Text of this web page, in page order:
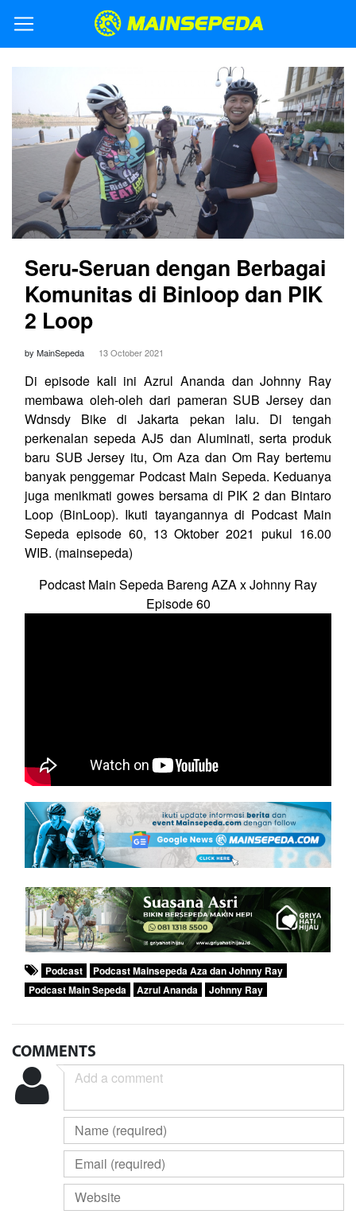
Seru-Seruan dengan Berbagai
Komunitas di Binloop dan PIK
2 Loop
by MainSepeda 13 October 2021
Di episode kali ini Azrul Ananda dan Johnny Ray
membawa oleh-oleh dari pameran SUB Jersey dan
Wdnsdy Bike di Jakarta pekan lalu. Di tengah
perkenalan sepeda AJ5 dan Aluminati, serta produk
baru SUB Jersey itu, Om Aza dan Om Ray bertemu
banyak penggemar Podcast Main Sepeda. Keduanya
juga menikmati gowes bersama di PIK 2 dan Bintaro
Loop (BinLoop). Ikuti tayangannya di Podcast Main
Sepeda episode 60, 13 Oktober 2021 pukul 16.00
WIB. (mainsepeda)
Podcast Main Sepeda Bareng AZA x Johnny Ray
Episode 60
Podcast
Podcast Mainsepeda Aza dan Johnny Ray
Podcast Main Sepeda
Azrul Ananda Johnny Ray
COMMENTS